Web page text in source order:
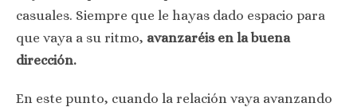
casuales. Siempre que le hayas dado espacio para
que vaya a su ritmo, avanzaréis en la buena
dirección.
En este punto, cuando la relación vaya avanzando